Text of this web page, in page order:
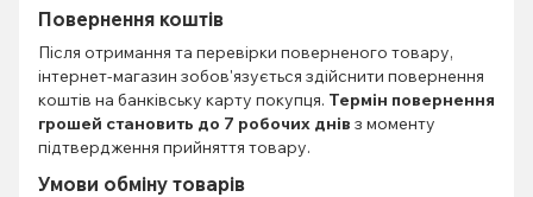
Повернення коштів
Після отримання та перевірки поверненого товару,
інтернет-магазин зобов'язується здійснити повернення
коштів на банківську карту покупця. Термін повернення
грошей становить до 7 робочих днів з моменту
підтвердження прийняття товару.
Умови обміну товарів